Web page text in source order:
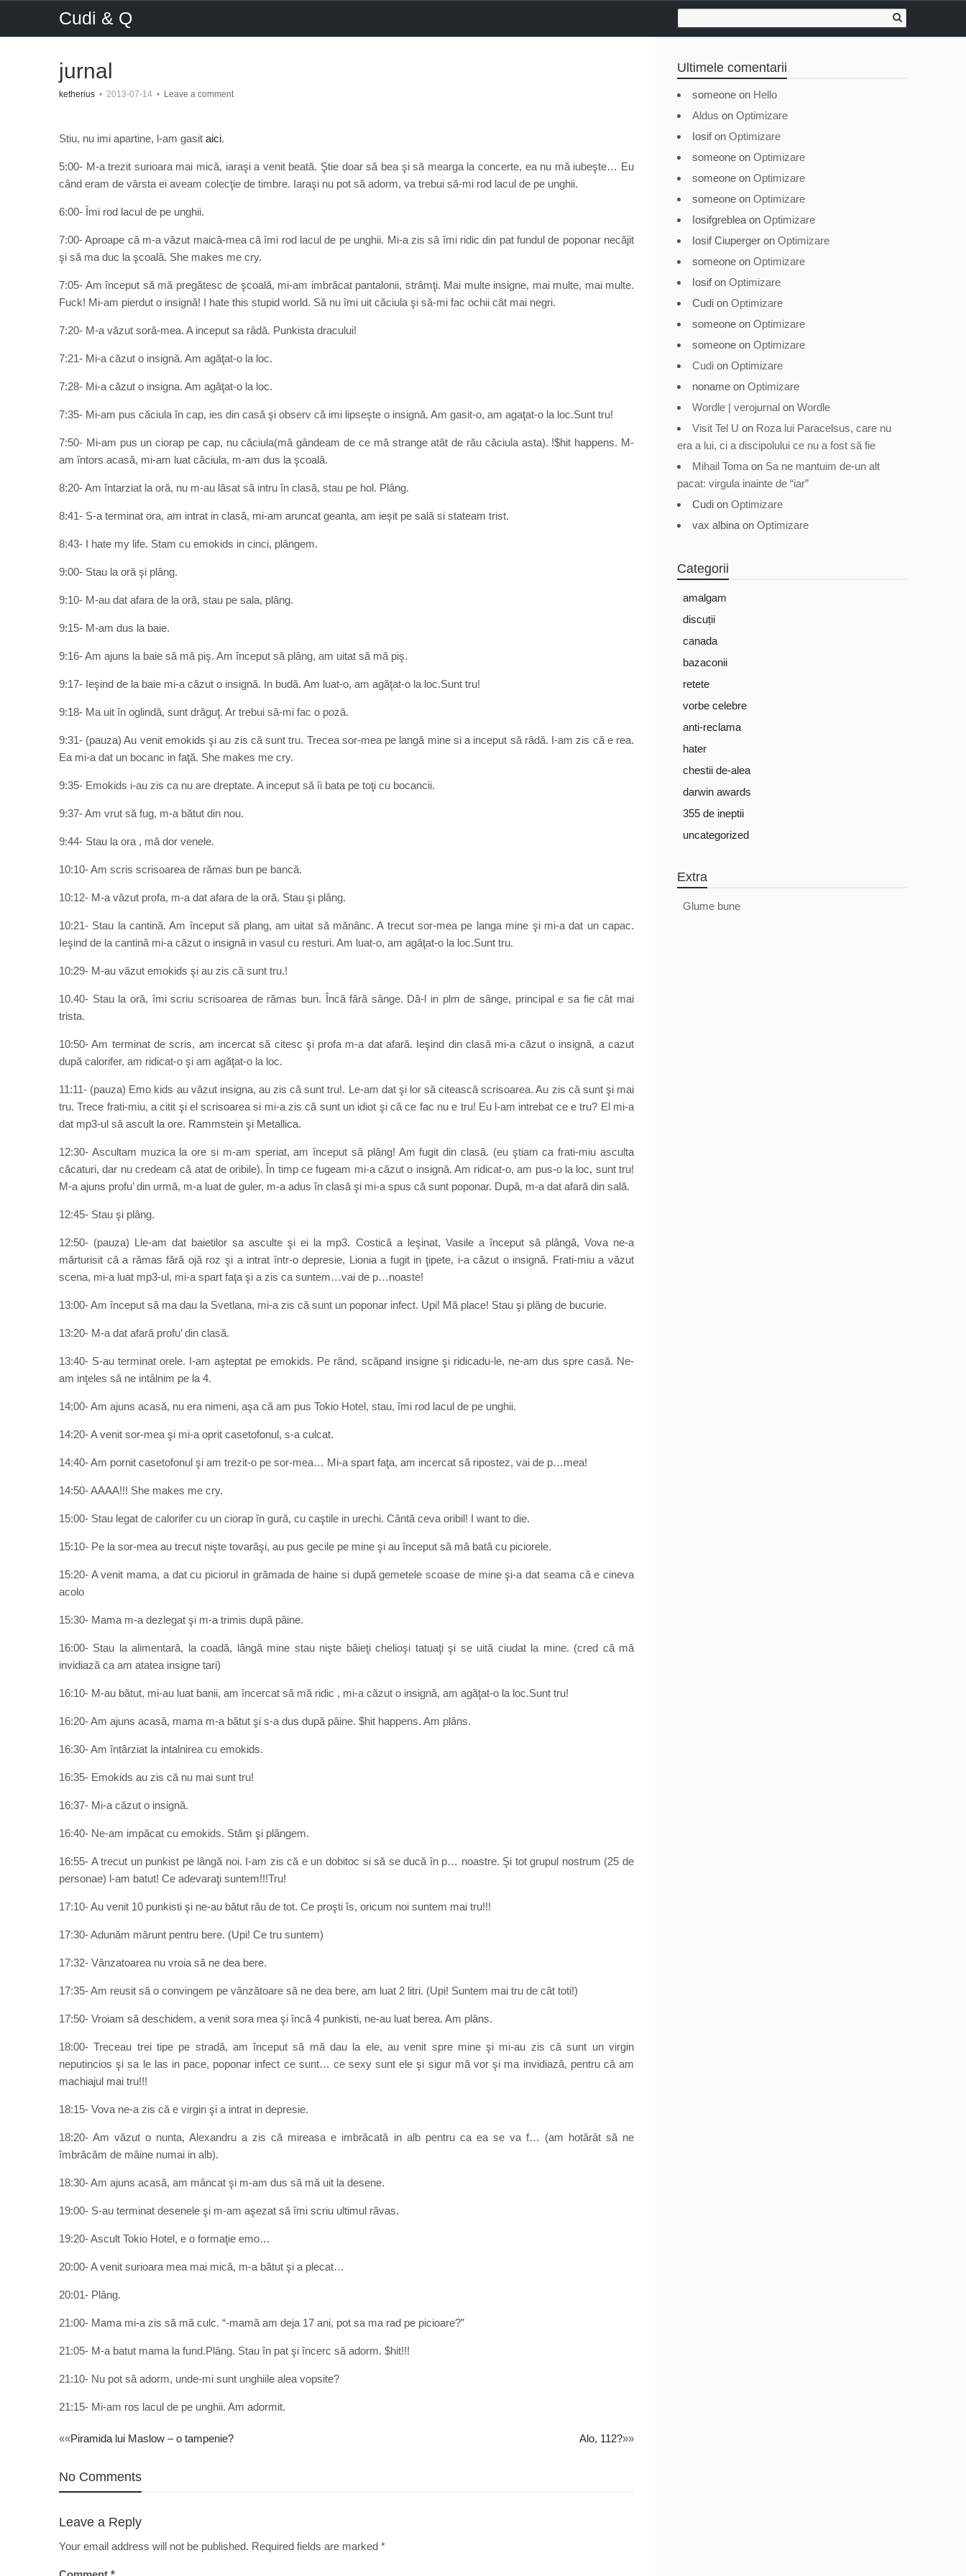
Cudi & Q
jurnal
ketherius • 2013-07-14 • Leave a comment
Stiu, nu imi apartine, l-am gasit aici.
5:00- M-a trezit surioara mai mică, iaraşi a venit beată. Ştie doar să bea şi să mearga la concerte, ea nu mă iubeşte… Eu
când eram de vârsta ei aveam colecţie de timbre. Iaraşi nu pot să adorm, va trebui să-mi rod lacul de pe unghii.
6:00- Îmi rod lacul de pe unghii.
7:00- Aproape că m-a văzut maică-mea că îmi rod lacul de pe unghii. Mi-a zis să îmi ridic din pat fundul de poponar necăjit
şi să ma duc la şcoală. She makes me cry.
7:05- Am început să mă pregătesc de şcoală, mi-am imbrăcat pantalonii, strâmţi. Mai multe insigne, mai multe, mai multe.
Fuck! Mi-am pierdut o insignă! I hate this stupid world. Să nu îmi uit căciula şi să-mi fac ochii cât mai negri.
7:20- M-a văzut soră-mea. A inceput sa râdă. Punkista dracului!
7:21- Mi-a căzut o insignă. Am agăţat-o la loc.
7:28- Mi-a căzut o insigna. Am agăţat-o la loc.
7:35- Mi-am pus căciula în cap, ies din casă şi observ că imi lipseşte o insignă. Am gasit-o, am agaţat-o la loc.Sunt tru!
7:50- Mi-am pus un ciorap pe cap, nu căciula(mă gândeam de ce mă strange atât de rău căciula asta). !$hit happens. M-
am întors acasă, mi-am luat căciula, m-am dus la şcoală.
8:20- Am întarziat la oră, nu m-au lăsat să intru în clasă, stau pe hol. Plâng.
8:41- S-a terminat ora, am intrat in clasă, mi-am aruncat geanta, am ieşit pe sală si stateam trist.
8:43- I hate my life. Stam cu emokids in cinci, plângem.
9:00- Stau la oră şi plâng.
9:10- M-au dat afara de la oră, stau pe sala, plâng.
9:15- M-am dus la baie.
9:16- Am ajuns la baie să mă piş. Am început să plâng, am uitat să mă piş.
9:17- Ieşind de la baie mi-a căzut o insignă. In budă. Am luat-o, am agăţat-o la loc.Sunt tru!
9:18- Ma uit în oglindă, sunt drăguţ. Ar trebui să-mi fac o poză.
9:31- (pauza) Au venit emokids şi au zis că sunt tru. Trecea sor-mea pe langă mine si a inceput să râdă. I-am zis că e rea.
Ea mi-a dat un bocanc in faţă. She makes me cry.
9:35- Emokids i-au zis ca nu are dreptate. A inceput să îi bata pe toţi cu bocancii.
9:37- Am vrut să fug, m-a bătut din nou.
9:44- Stau la ora , mă dor venele.
10:10- Am scris scrisoarea de rămas bun pe bancă.
10:12- M-a văzut profa, m-a dat afara de la oră. Stau şi plâng.
10:21- Stau la cantină. Am început să plang, am uitat să mănânc. A trecut sor-mea pe langa mine şi mi-a dat un capac.
Ieşind de la cantină mi-a căzut o insignă in vasul cu resturi. Am luat-o, am agăţat-o la loc.Sunt tru.
10:29- M-au văzut emokids şi au zis că sunt tru.!
10.40- Stau la oră, îmi scriu scrisoarea de rămas bun. Încă fără sânge. Dă-l in plm de sânge, principal e sa fie cât mai
trista.
10:50- Am terminat de scris, am incercat să citesc şi profa m-a dat afară. Ieşind din clasă mi-a căzut o insignă, a cazut
după calorifer, am ridicat-o şi am agăţat-o la loc.
11:11- (pauza) Emo kids au văzut insigna, au zis că sunt tru!. Le-am dat şi lor să citească scrisoarea. Au zis că sunt şi mai
tru. Trece frati-miu, a citit şi el scrisoarea si mi-a zis că sunt un idiot şi că ce fac nu e tru! Eu l-am intrebat ce e tru? El mi-a
dat mp3-ul să ascult la ore. Rammstein şi Metallica.
12:30- Ascultam muzica la ore si m-am speriat, am început să plâng! Am fugit din clasă. (eu ştiam ca frati-miu asculta
căcaturi, dar nu credeam că atat de oribile). În timp ce fugeam mi-a căzut o insignă. Am ridicat-o, am pus-o la loc, sunt tru!
M-a ajuns profu’ din urmă, m-a luat de guler, m-a adus în clasă şi mi-a spus că sunt poponar. După, m-a dat afară din sală.
12:45- Stau şi plâng.
12:50- (pauza) Lle-am dat baietilor sa asculte şi ei la mp3. Costică a leşinat, Vasile a început să plângă, Vova ne-a
mărturisit că a rămas fără ojă roz şi a intrat într-o depresie, Lionia a fugit in ţipete, i-a căzut o insignă. Frati-miu a văzut
scena, mi-a luat mp3-ul, mi-a spart faţa şi a zis ca suntem…vai de p…noaste!
13:00- Am început să ma dau la Svetlana, mi-a zis că sunt un poponar infect. Upi! Mă place! Stau şi plâng de bucurie.
13:20- M-a dat afară profu’ din clasă.
13:40- S-au terminat orele. I-am aşteptat pe emokids. Pe rând, scăpand insigne şi ridicadu-le, ne-am dus spre casă. Ne-
am inţeles să ne intâlnim pe la 4.
14:00- Am ajuns acasă, nu era nimeni, aşa că am pus Tokio Hotel, stau, îmi rod lacul de pe unghii.
14:20- A venit sor-mea şi mi-a oprit casetofonul, s-a culcat.
14:40- Am pornit casetofonul şi am trezit-o pe sor-mea… Mi-a spart faţa, am incercat să ripostez, vai de p…mea!
14:50- AAAA!!! She makes me cry.
15:00- Stau legat de calorifer cu un ciorap în gură, cu caştile in urechi. Cântă ceva oribil! I want to die.
15:10- Pe la sor-mea au trecut nişte tovarăşi, au pus gecile pe mine şi au început să mă bată cu piciorele.
15:20- A venit mama, a dat cu piciorul in grămada de haine si după gemetele scoase de mine şi-a dat seama că e cineva
acolo
15:30- Mama m-a dezlegat şi m-a trimis după pâine.
16:00- Stau la alimentară, la coadă, lângă mine stau nişte băieţi chelioşi tatuaţi şi se uită ciudat la mine. (cred că mă
invidiază ca am atatea insigne tari)
16:10- M-au bătut, mi-au luat banii, am încercat să mă ridic , mi-a căzut o insignă, am agăţat-o la loc.Sunt tru!
16:20- Am ajuns acasă, mama m-a bătut şi s-a dus după pâine. $hit happens. Am plâns.
16:30- Am întârziat la intalnirea cu emokids.
16:35- Emokids au zis că nu mai sunt tru!
16:37- Mi-a căzut o insignă.
16:40- Ne-am impăcat cu emokids. Stăm şi plângem.
16:55- A trecut un punkist pe lângă noi. I-am zis că e un dobitoc si să se ducă în p… noastre. Şi tot grupul nostrum (25 de
personae) l-am batut! Ce adevaraţi suntem!!!Tru!
17:10- Au venit 10 punkisti şi ne-au bătut rău de tot. Ce proşti îs, oricum noi suntem mai tru!!!
17:30- Adunăm mărunt pentru bere. (Upi! Ce tru suntem)
17:32- Vânzatoarea nu vroia să ne dea bere.
17:35- Am reusit să o convingem pe vânzătoare să ne dea bere, am luat 2 litri. (Upi! Suntem mai tru de cât toti!)
17:50- Vroiam să deschidem, a venit sora mea şi încă 4 punkisti, ne-au luat berea. Am plâns.
18:00- Treceau trei tipe pe stradă, am început să mă dau la ele, au venit spre mine şi mi-au zis că sunt un virgin
neputincios şi sa le las in pace, poponar infect ce sunt… ce sexy sunt ele şi sigur mă vor şi ma invidiază, pentru că am
machiajul mai tru!!!
18:15- Vova ne-a zis că e virgin şi a intrat in depresie.
18:20- Am văzut o nunta, Alexandru a zis că mireasa e imbrăcată in alb pentru ca ea se va f… (am hotărât să ne
îmbrăcăm de mâine numai in alb).
18:30- Am ajuns acasă, am mâncat şi m-am dus să mă uit la desene.
19:00- S-au terminat desenele şi m-am aşezat să îmi scriu ultimul răvas.
19:20- Ascult Tokio Hotel, e o formaţie emo…
20:00- A venit surioara mea mai mică, m-a bătut şi a plecat…
20:01- Plâng.
21:00- Mama mi-a zis să mă culc. “-mamă am deja 17 ani, pot sa ma rad pe picioare?”
21:05- M-a batut mama la fund.Plâng. Stau în pat şi încerc să adorm. $hit!!!
21:10- Nu pot să adorm, unde-mi sunt unghiile alea vopsite?
21:15- Mi-am ros lacul de pe unghii. Am adormit.
Post
navigation
««Piramida lui Maslow – o tampenie? Alo, 112?»»
No Comments
Leave a Reply
Your email address will not be published. Required fields are marked *
Ultimele comentarii
someone on Hello
Aldus on Optimizare
Iosifon Optimizare
someone on Optimizare
someone on Optimizare
someone on Optimizare
Iosifgreblea on Optimizare
Iosif Ciuperger on Optimizare
someone on Optimizare
Iosifon Optimizare
Cudi on Optimizare
someone on Optimizare
someone on Optimizare
Cudi on Optimizare
noname on Optimizare
Wordle | verojurnal on Wordle
Visit Tel U on Roza lui Paracelsus, care nu
era a lui, ci a discipolului ce nu a fost să fie
Mihail Toma on Sa ne mantuim de-un alt
pacat: virgula inainte de “iar”
Cudi on Optimizare
vax albina on Optimizare
Categorii
amalgam
discuții
canada
bazaconii
retete
vorbe celebre
anti-reclama
hater
chestii de-alea
darwin awards
355 de ineptii
uncategorized
Extra
Glume bune